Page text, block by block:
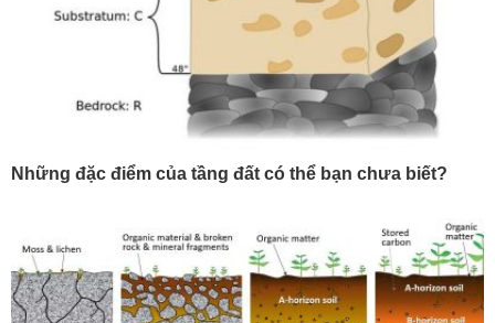
Những đặc điểm của tầng đất có thể bạn chưa biết?